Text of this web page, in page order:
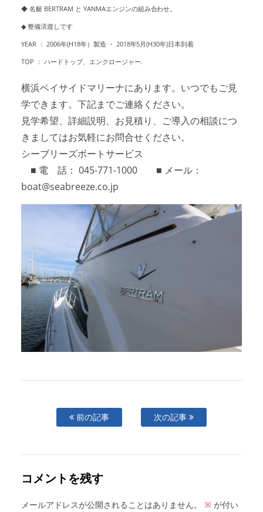
◆ 名艇 BERTRAM と YANMAエンジンの組み合わせ。
◆ 整備済渡しです
YEAR ： 2006年(H18年）製造 ・ 2018年5月(H30年)日本到着
TOP ： ハードトップ、エンクロージャー.
横浜ベイサイドマリーナにあります。いつでもご見
学できます。下記までご連絡ください。
見学希望、詳細説明、お見積り、ご導入の相談につ
きましてはお気軽にお問合せください。
シーブリーズボートサービス
■ 電 話： 045-771-1000 ■ メール：
boat@seabreeze.co.jp
前の記事 次の記事
コメントを残す
メールアドレスが公開されることはありません。 ※が付い